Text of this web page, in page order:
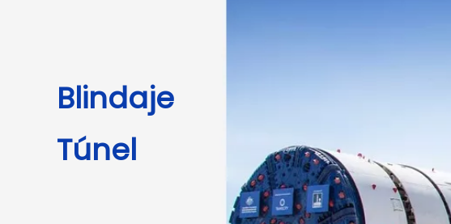
Blindaje
Túnel